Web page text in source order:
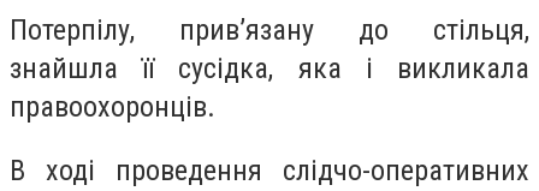
Потерпілу, прив’язану до стільця,
знайшла її сусідка, яка і викликала
правоохоронців.
В ході проведення слідчо-оперативних